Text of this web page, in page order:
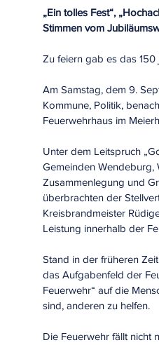
„Ein tolles Fest“,
Stimmen vom
Zu feiern gab es das
Am Samstag, dem 9.
Kommune, Politik,
Feuerwehrhaus im
Unter dem Leitspruch
Gemeinden Wendeburg,
Zusammenlegung und
überbrachten der
Kreisbrandmeister
Leistung innerhalb der
Stand in der früheren
das Aufgabenfeld der
Feuerwehr“ auf die
sind, anderen zu helfen.
Die Feuerwehr fällt nicht